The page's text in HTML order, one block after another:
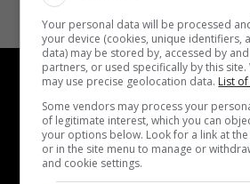
Your personal data will be processed
your device (cookies, unique identifiers,
data) may be stored by, accessed by
partners, or used specifically by this
may use precise geolocation data. List
Some vendors may process your
of legitimate interest, which you can
your options below. Look for a link at
or in the site menu to manage or
and cookie settings.